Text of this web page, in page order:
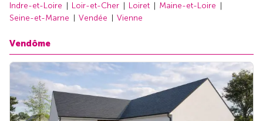
Indre-et-Loire Loir-et-Cher Loiret
Maine-et-Loire
Seine-et-Marne
Vendée Vienne
Vendôme